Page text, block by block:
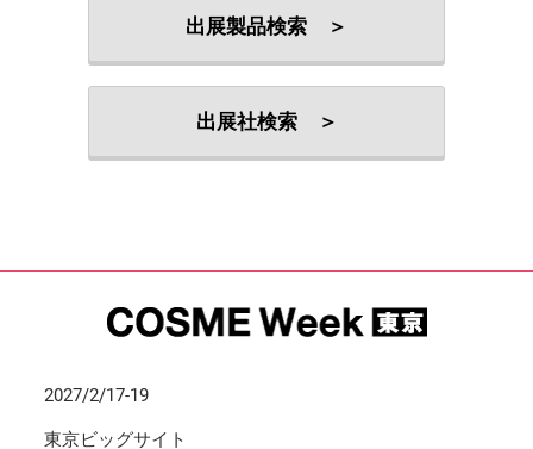
出展製品検索 ＞
出展社検索 ＞
2027/2/17-19
東京ビッグサイト